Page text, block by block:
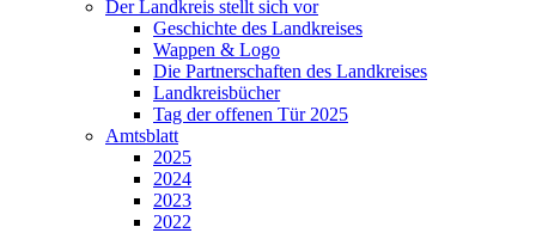
Der Landkreis stellt sich vor
Geschichte des Landkreises
Wappen & Logo
Die Partnerschaften des Landkreises
Landkreisbücher
Tag der offenen Tür 2025
Amtsblatt
2025
2024
2023
2022